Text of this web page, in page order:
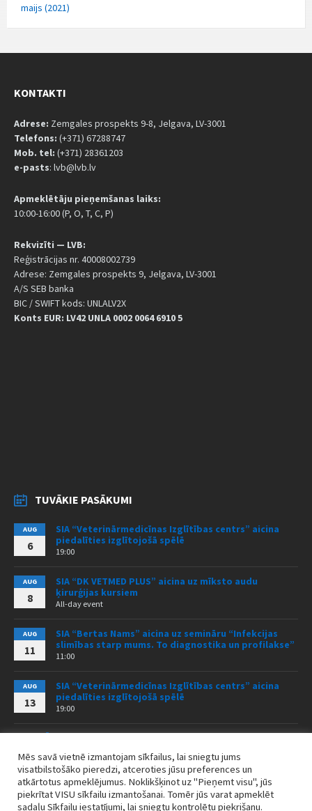
maijs (2021)
KONTAKTI
Adrese: Zemgales prospekts 9-8, Jelgava, LV-3001
Telefons: (+371) 67288747
Mob. tel: (+371) 28361203
e-pasts: lvb@lvb.lv
Apmeklētāju pieņemšanas laiks:
10:00-16:00 (P, O, T, C, P)
Rekvizīti — LVB:
Reģistrācijas nr. 40008002739
Adrese: Zemgales prospekts 9, Jelgava, LV-3001
A/S SEB banka
BIC / SWIFT kods: UNLALV2X
Konts EUR: LV42 UNLA 0002 0064 6910 5
TUVĀKIE PASĀKUMI
AUG
6
SIA “Veterinārmedicīnas Izglītības centrs” aicina
piedalīties izglītojošā spēlē
19:00
AUG
8
SIA “DK VETMED PLUS” aicina uz mīksto audu
ķirurģijas kursiem
All-day event
AUG
11
SIA “Bertas Nams” aicina uz semināru “Infekcijas
slimības starp mums. To diagnostika un profilakse”
11:00
AUG
13
SIA “Veterinārmedicīnas Izglītības centrs” aicina
piedalīties izglītojošā spēlē
19:00
VISI PASĀKUMI
Sīkdatņu politika Jaunumi
Mēs savā vietnē izmantojam sīkfailus, lai sniegtu jums
visatbilstošāko pieredzi, atceroties jūsu preferences un
atkārtotus apmeklējumus. Noklikšķinot uz "Pieņemt visu", jūs
piekrītat VISU sīkfailu izmantošanai. Tomēr jūs varat apmeklēt
sadaļu Sīkfailu iestatījumi, lai sniegtu kontrolētu piekrišanu.